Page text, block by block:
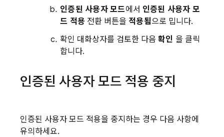
인증된 사용자 모드에서 인증된 사용자 모
드 적용 전환 버튼을 적용됨으로 밉니다.
확인 대화상자를 검토한 다음 확인 을 클릭
합니다.
인증된 사용자 모드 적용 중지
인증된 사용자 모드 적용을 중지하는 경우 다음 사항에
유의하세요.